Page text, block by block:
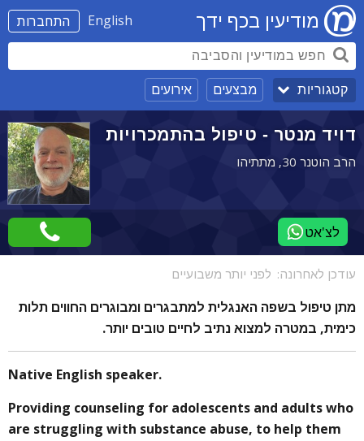
התחברות English מודיעין בכף ידך
קטגוריות מבצעים אירועים
דויד מנטר - טיפול בהתמכרויות
הרב הוטנר 30, מתתיהו
לצ'אט
עודכן לאחרונה: לפני יותר משבועיים
מתן טיפול בשפה האנגלית למתבגרים ומבוגרים החווים תלות
כימית, במטרה למצוא נתיב לחיים טובים יותר.
Native English speaker.
Providing counseling for adolescents and adults who
are struggling with substance abuse, to help them